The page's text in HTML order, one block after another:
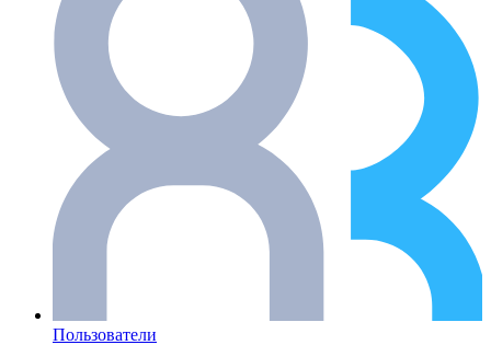
Пользователи